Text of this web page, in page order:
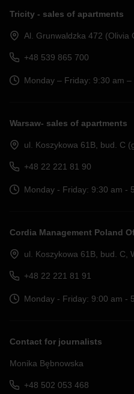
Tricity - sales of apartments
Al. Grunwaldzka 472 (Olivia
+48 539 865 700
Monday – Friday: 9:30 am –
Warsaw- sales of apartments
ul. Koszykowa 61B, bud. C
+48 22 221 81 90
Monday - Friday: 9:30 am -
Cordia Management Poland
ul. Koszykowa 61B, bud. C,
+48 22 221 81 91
Monday - Friday: 9:00 am -
Contact for journalists
Monika Bębnowska
+48 502 053 468